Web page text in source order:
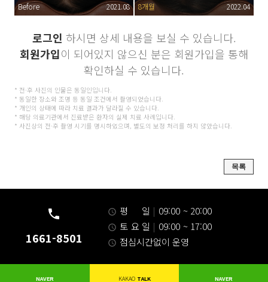
before 2021.08 8개월 2022.04
로그인 하시면 상세 내용을 보실 수 있습니다.
회원가입이 되어있지 않으신 분은 회원가입을 통해
확인하실 수 있습니다.
* 전·후 사진의 인물은 동일인입니다.
* 동일한 장소와 조명 등 동일 조건에서 촬영되었습니다.
* 개인의 상태에 따라 치료 결과가 달라질 수 있습니다.
* 해당 의료기관에서 진료받은 환자의 실제 치료 사례입니다.
* 사진상의 전·후 촬영 시기를 명시하였으며, 별도의 보정 처리를 하지 않았습니다.
목록
1661-8501
평 일 | 09:00 ~ 20:00
토 요 일 | 09:00 ~ 17:00
점심시간없이 운영
NAVER KAKAO TALK NAVER